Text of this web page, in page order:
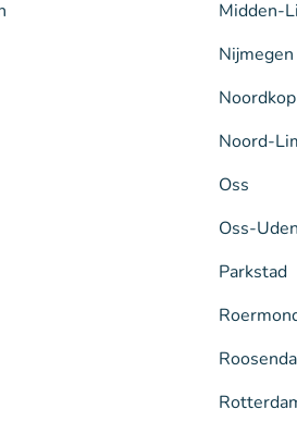
Midden-
Nijmegen
Noordkop
Noord-
Oss
Oss-
Parkstad